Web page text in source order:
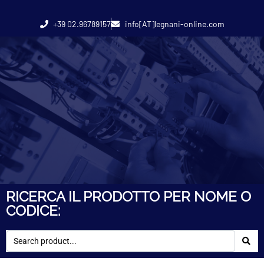
+39 02.96789157 info[AT]legnani-online.com
RICERCA IL PRODOTTO PER NOME O
CODICE: